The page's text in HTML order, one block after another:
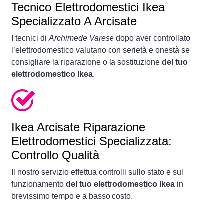
Tecnico Elettrodomestici Ikea
Specializzato A Arcisate
I tecnici di Archimede Varese dopo aver controllato
l’elettrodomestico valutano con serietà e onestà se
consigliare la riparazione o la sostituzione del tuo
elettrodomestico Ikea.
Ikea Arcisate Riparazione
Elettrodomestici Specializzata:
Controllo Qualità
Il nostro servizio effettua controlli sullo stato e sul
funzionamento del tuo elettrodomestico Ikea in
brevissimo tempo e a basso costo.